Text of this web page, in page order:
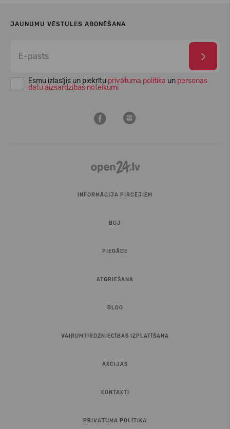
JAUNUMU VĒSTULES ABONĒŠANA
Esmu izlasījis un piekrītu privātuma politika un personas
datu aizsardzības noteikumi
INFORMĀCIJA PIRCĒJIEM
BUJ
PIEGĀDE
ATGRIEŠANA
BLOG
VAIRUMTIRDZNIECĪBAS IZPLATĪŠANA
AKCIJAS
KONTAKTI
PRIVĀTUMA POLITIKA